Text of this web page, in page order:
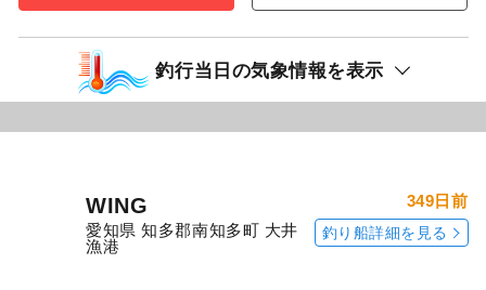
釣行当日の気象情報を表示
WING
愛知県 知多郡南知多町 大井
漁港
349日前
釣り船詳細を見る